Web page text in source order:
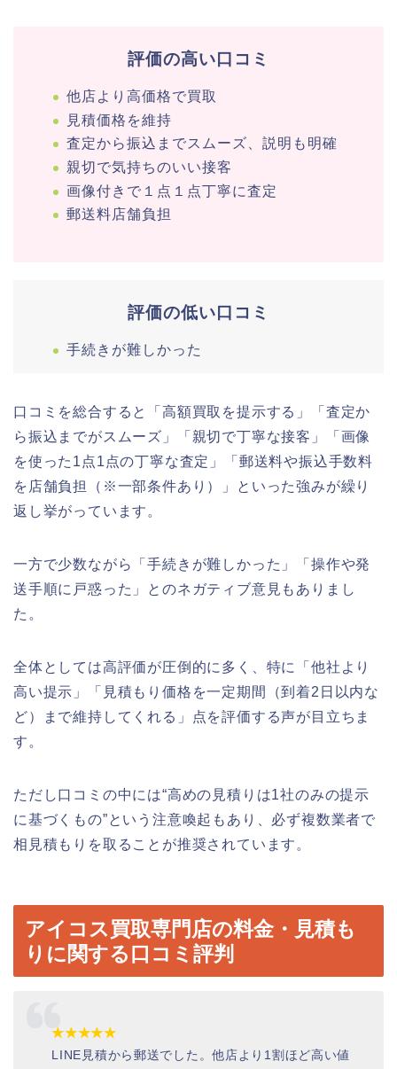
評価の高い口コミ
他店より高価格で買取
見積価格を維持
査定から振込までスムーズ、説明も明確
親切で気持ちのいい接客
画像付きで１点１点丁寧に査定
郵送料店舗負担
評価の低い口コミ
手続きが難しかった
口コミを総合すると「高額買取を提示する」「査定か
ら振込までがスムーズ」「親切で丁寧な接客」「画像
を使った1点1点の丁寧な査定」「郵送料や振込手数料
を店舗負担（※一部条件あり）」といった強みが繰り
返し挙がっています。
一方で少数ながら「手続きが難しかった」「操作や発
送手順に戸惑った」とのネガティブ意見もありまし
た。
全体としては高評価が圧倒的に多く、特に「他社より
高い提示」「見積もり価格を一定期間（到着2日以内な
ど）まで維持してくれる」点を評価する声が目立ちま
す。
ただし口コミの中には“高めの見積りは1社のみの提示
に基づくもの”という注意喚起もあり、必ず複数業者で
相見積もりを取ることが推奨されています。
アイコス買取専門店の料金・見積も
りに関する口コミ評判
★★★★★
LINE見積から郵送でした。他店より1割ほど高い値